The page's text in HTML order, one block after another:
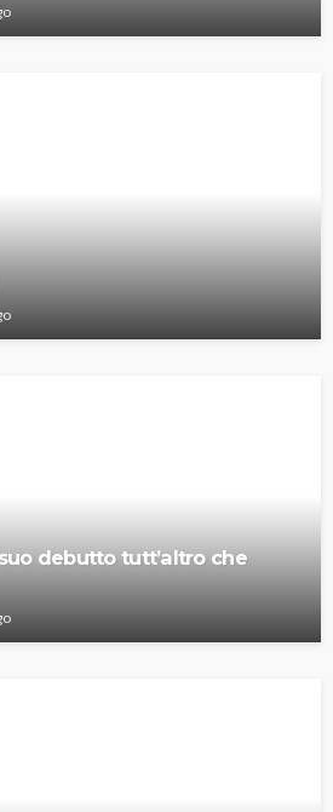
debutto tutt’altro che